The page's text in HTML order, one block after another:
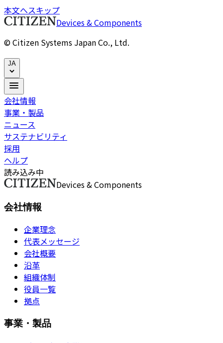
本文へスキップ
Devices & Components
© Citizen Systems Japan Co., Ltd.
JA
会社情報
事業・製品
ニュース
サステナビリティ
採用
ヘルプ
読み込み中
Devices & Components
会社情報
企業理念
代表メッセージ
会社概要
沿革
組織体制
役員一覧
拠点
事業・製品